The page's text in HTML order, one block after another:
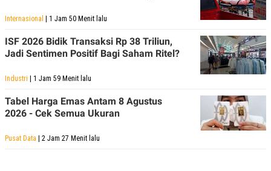
Internasional | 1 Jam 50 Menit lalu
ISF 2026 Bidik Transaksi Rp 38 Triliun,
Jadi Sentimen Positif Bagi Saham Ritel?
Industri | 1 Jam 59 Menit lalu
Tabel Harga Emas Antam 8 Agustus
2026 - Cek Semua Ukuran
Pusat Data | 2 Jam 27 Menit lalu